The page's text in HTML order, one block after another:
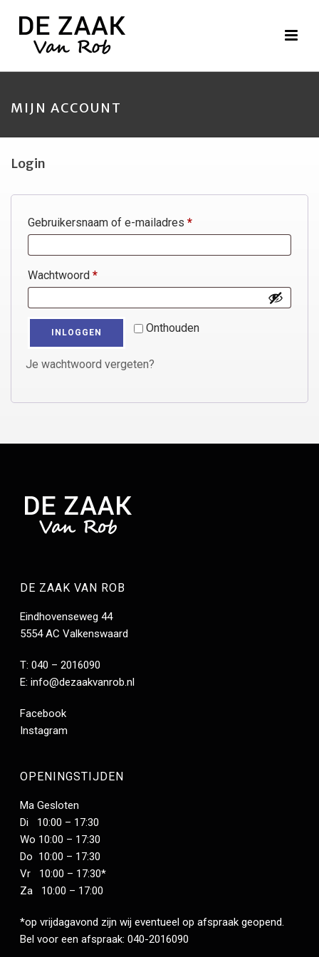
MIJN ACCOUNT
Login
Gebruikersnaam of e-mailadres *Vereist
Wachtwoord *Vereist
Onthouden
INLOGGEN
Je wachtwoord vergeten?
DE ZAAK VAN ROB
Eindhovenseweg 44
5554 AC Valkenswaard
T: 040 – 2016090
E:info@dezaakvanrob.nl
Facebook
Instagram
OPENINGSTIJDEN
Ma Gesloten
Di 10:00 – 17:30
Wo 10:00 – 17:30
Do 10:00 – 17:30
Vr 10:00 – 17:30*
Za 10:00 – 17:00
*op vrijdagavond zijn wij eventueel op afspraak geopend.
Bel voor een afspraak: 040-2016090